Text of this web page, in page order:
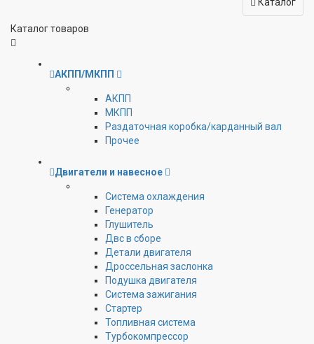
Каталог товаров
АКПП/МКПП
АКПП
МКПП
Раздаточная коробка/карданный вал
Прочее
Двигатели и навесное
Cистема охлаждения
Генератор
Глушитель
Двс в сборе
Детали двигателя
Дроссельная заслонка
Подушка двигателя
Система зажигания
Стартер
Топливная система
Турбокомпрессор